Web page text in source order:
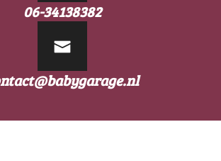
06-34138382